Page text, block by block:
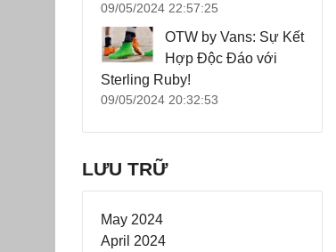
09/05/2024 22:57:25
OTW by Vans: Sự Kết
Hợp Độc Đáo với
Sterling Ruby!
09/05/2024 20:32:53
LƯU TRỮ
May 2024
April 2024